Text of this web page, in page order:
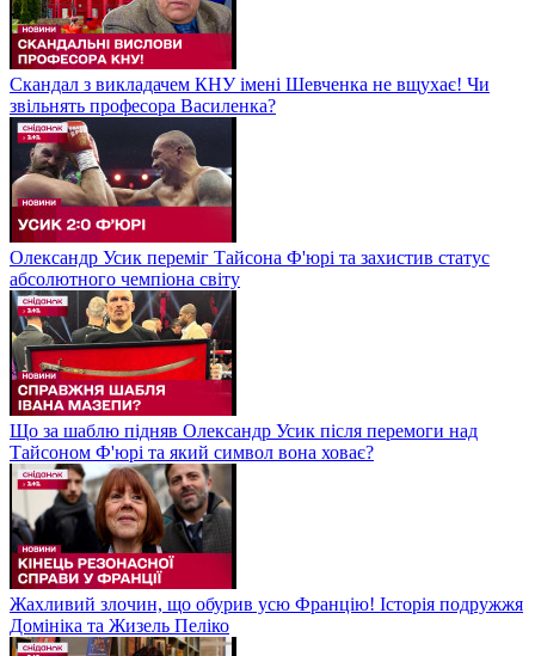
Скандал з викладачем КНУ імені Шевченка не вщухає! Чи
звільнять професора Василенка?
Олександр Усик переміг Тайсона Ф'юрі та захистив статус
абсолютного чемпіона світу
Що за шаблю підняв Олександр Усик після перемоги над
Тайсоном Ф'юрі та який символ вона ховає?
Жахливий злочин, що обурив усю Францію! Історія подружжя
Домініка та Жизель Пеліко